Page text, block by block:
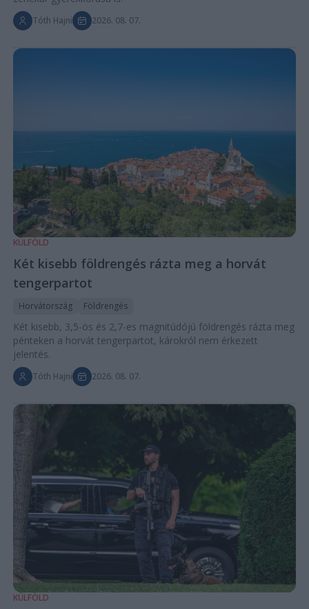
Tóth Hajni 2026. 08. 07.
KÜLFÖLD
Két kisebb földrengés rázta meg a horvát
tengerpartot
Horvátország Földrengés
Két kisebb, 3,5-ös és 2,7-es magnitúdójú földrengés rázta meg
pénteken a horvát tengerpartot, károkról nem érkezett
jelentés.
Tóth Hajni 2026. 08. 07.
KÜLFÖLD